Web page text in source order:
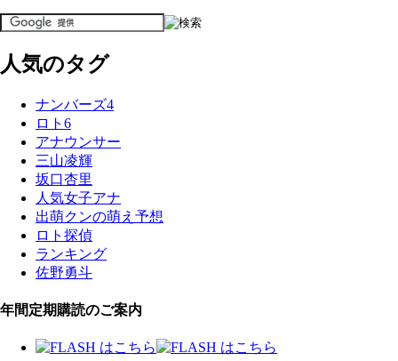
人気のタグ
ナンバーズ4
ロト6
アナウンサー
三山凌輝
坂口杏里
人気女子アナ
出萌クンの萌え予想
ロト探偵
ランキング
佐野勇斗
年間定期購読のご案内